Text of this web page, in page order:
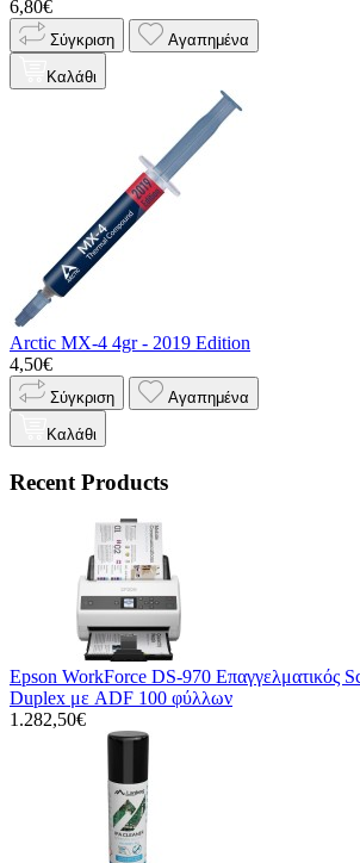
6,80€
Σύγκριση Αγαπημένα
Καλάθι
Arctic MX-4 4gr - 2019 Edition
4,50€
Σύγκριση Αγαπημένα
Καλάθι
Recent Products
Epson WorkForce DS-970 Επαγγελματικός
Duplex με ADF 100 φύλλων
1.282,50€